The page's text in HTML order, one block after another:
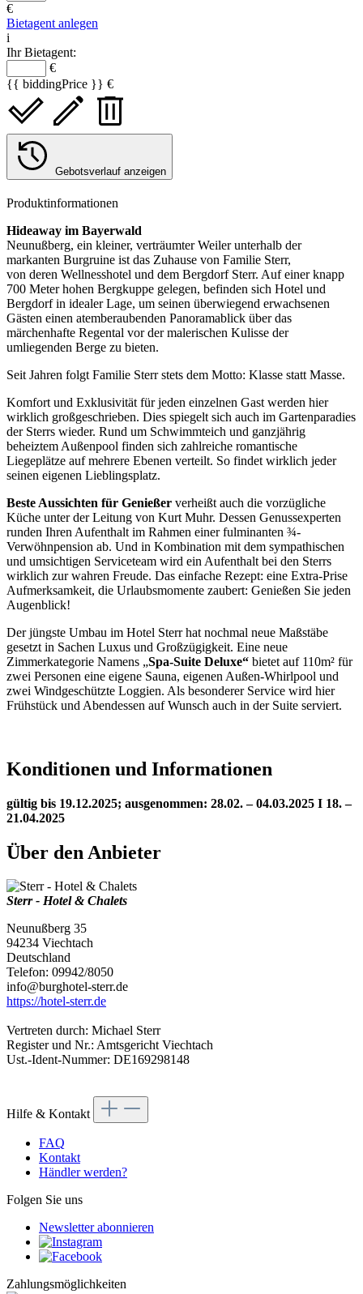
€
Bietagent anlegen
i
Ihr Bietagent:
€
{{ biddingPrice }} €
Gebotsverlauf anzeigen
Produktinformationen
Hideaway im Bayerwald
Neunußberg, ein kleiner, verträumter Weiler unterhalb der
markanten Burgruine ist das Zuhause von Familie Sterr,
von deren Wellnesshotel und dem Bergdorf Sterr. Auf einer knapp
700 Meter hohen Bergkuppe gelegen, befinden sich Hotel und
Bergdorf in idealer Lage, um seinen überwiegend erwachsenen
Gästen einen atemberaubenden Panoramablick über das
märchenhafte Regental vor der malerischen Kulisse der
umliegenden Berge zu bieten.
Seit Jahren folgt Familie Sterr stets dem Motto: Klasse statt Masse.
Komfort und Exklusivität für jeden einzelnen Gast werden hier
wirklich großgeschrieben. Dies spiegelt sich auch im Gartenparadies
der Sterrs wieder. Rund um Schwimmteich und ganzjährig
beheiztem Außenpool finden sich zahlreiche romantische
Liegeplätze auf mehrere Ebenen verteilt. So findet wirklich jeder
seinen eigenen Lieblingsplatz.
Beste Aussichten für Genießer verheißt auch die vorzügliche
Küche unter der Leitung von Kurt Muhr. Dessen Genussexperten
runden Ihren Aufenthalt im Rahmen einer fulminanten ¾-
Verwöhnpension ab. Und in Kombination mit dem sympathischen
und umsichtigen Serviceteam wird ein Aufenthalt bei den Sterrs
wirklich zur wahren Freude. Das einfache Rezept: eine Extra-Prise
Aufmerksamkeit, die Urlaubsmomente zaubert: Genießen Sie jeden
Augenblick!
Der jüngste Umbau im Hotel Sterr hat nochmal neue Maßstäbe
gesetzt in Sachen Luxus und Großzügigkeit. Eine neue
Zimmerkategorie Namens „Spa-Suite Deluxe“ bietet auf 110m² für
zwei Personen eine eigene Sauna, eigenen Außen-Whirlpool und
zwei Windgeschützte Loggien. Als besonderer Service wird hier
Frühstück und Abendessen auf Wunsch auch in der Suite serviert.
Konditionen und Informationen
gültig bis 19.12.2025; ausgenommen: 28.02. – 04.03.2025 Ι 18. –
21.04.2025
Über den Anbieter
Sterr - Hotel & Chalets
Neunußberg 35
94234 Viechtach
Deutschland
Telefon: 09942/8050
info@burghotel-sterr.de
https://hotel-sterr.de
Vertreten durch: Michael Sterr
Register und Nr.: Amtsgericht Viechtach
Ust.-Ident-Nummer: DE169298148
Hilfe & Kontakt
FAQ
Kontakt
Händler werden?
Folgen Sie uns
Newsletter abonnieren
Zahlungsmöglichkeiten